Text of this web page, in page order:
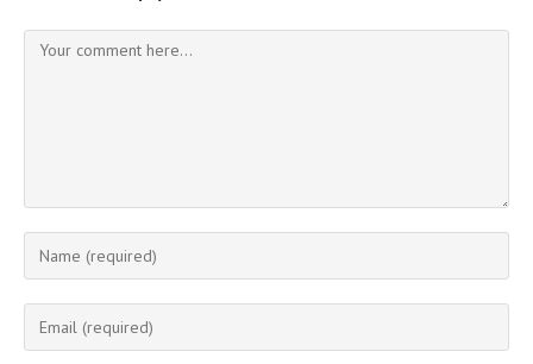
Comment
Enter
your
name
Enter
your